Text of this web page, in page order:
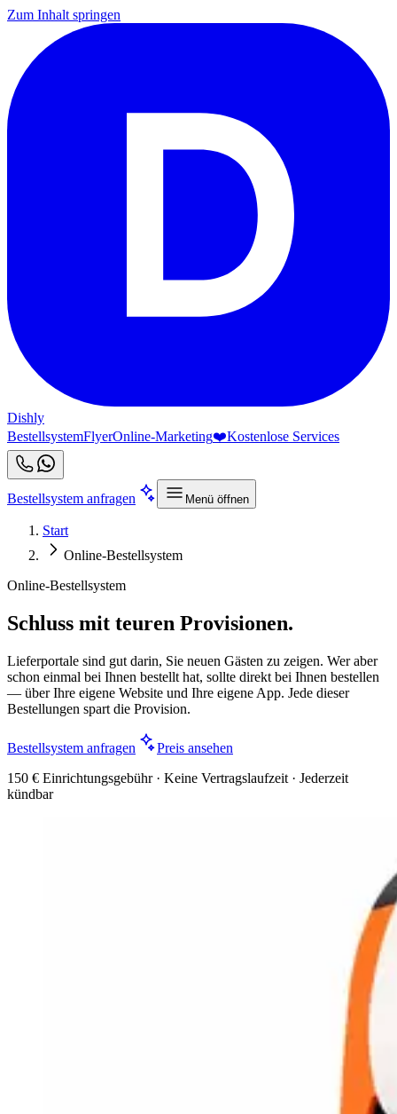
Zum Inhalt springen
Dishly
BestellsystemFlyerOnline-Marketing❤️Kostenlose Services
Bestellsystem anfragen Menü öffnen
Start
Online-Bestellsystem
Online-Bestellsystem
Schluss mit teuren Provisionen.
Lieferportale sind gut darin, Sie neuen Gästen zu zeigen. Wer aber
schon einmal bei Ihnen bestellt hat, sollte direkt bei Ihnen bestellen
— über Ihre eigene Website und Ihre eigene App. Jede dieser
Bestellungen spart die Provision.
Bestellsystem anfragen
Preis ansehen
150 € Einrichtungsgebühr · Keine Vertragslaufzeit · Jederzeit
kündbar